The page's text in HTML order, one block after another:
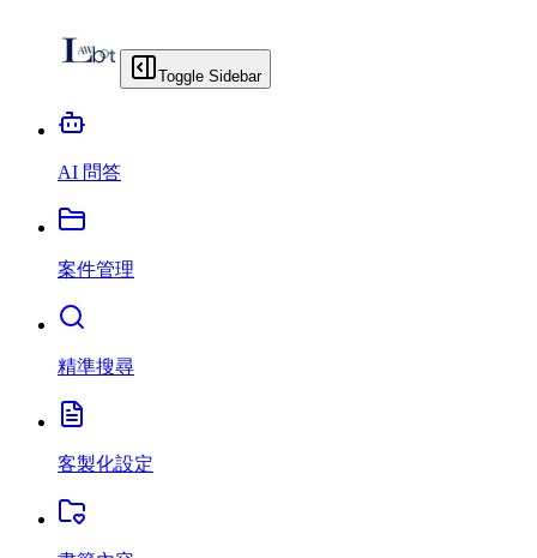
Toggle Sidebar
AI 問答
案件管理
精準搜尋
客製化設定